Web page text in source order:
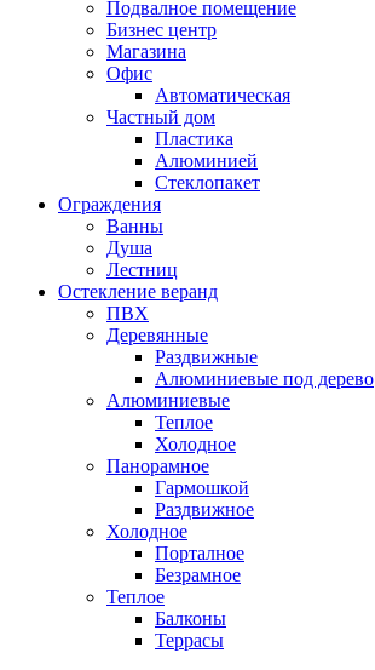
Подвалное помещение
Бизнес центр
Магазина
Офис
Автоматическая
Частный дом
Пластика
Алюминией
Стеклопакет
Ограждения
Ванны
Душа
Лестниц
Остекление веранд
ПВХ
Деревянные
Раздвижные
Алюминиевые под дерево
Алюминиевые
Теплое
Холодное
Панорамное
Гармошкой
Раздвижное
Холодное
Порталное
Безрамное
Теплое
Балконы
Террасы